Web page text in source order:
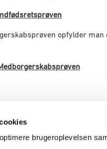
brugeroplevelsen
opfylder